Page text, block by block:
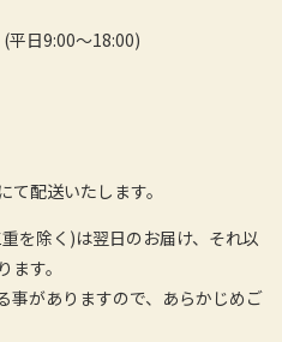
(平日9:00～18:00)
配送いたします。
を除く)は翌日のお届け、それ以
す。
事がありますので、あらかじめご